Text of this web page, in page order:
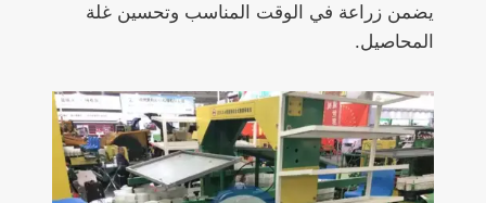
يضمن زراعة في الوقت المناسب وتحسين غلة
المحاصيل.